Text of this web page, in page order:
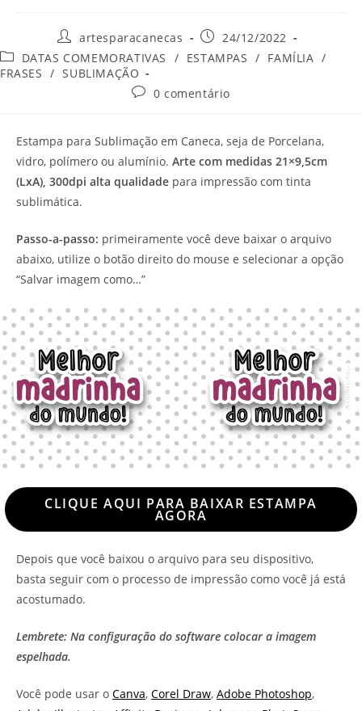
Autor
do
post:
artesparacanecas
Post
publicado:
24/12/2022
Categoria
do
DATAS COMEMORATIVAS / ESTAMPAS / FAMÍLIA /
FRASES / SUBLIMAÇÃO
Comentários
0 comentário
Estampa para Sublimação em Caneca, seja de Porcelana,
vidro, polímero ou alumínio. Arte com medidas 21×9,5cm
(LxA), 300dpi alta qualidade para impressão com tinta
sublimática.
Passo-a-passo: primeiramente você deve baixar o arquivo
abaixo, utilize o botão direito do mouse e selecionar a opção
“Salvar imagem como…”
CLIQUE AQUI PARA BAIXAR ESTAMPA
AGORA
Depois que você baixou o arquivo para seu dispositivo,
basta seguir com o processo de impressão como você já está
acostumado.
Lembrete: Na configuração do software colocar a imagem
espelhada.
Você pode usar o Canva, Corel Draw, Adobe Photoshop,